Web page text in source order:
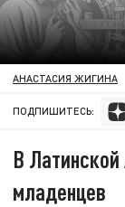
АНАСТАСИЯ ЖИГИНА
ПОДПИШИТЕСЬ:
В
младенцев